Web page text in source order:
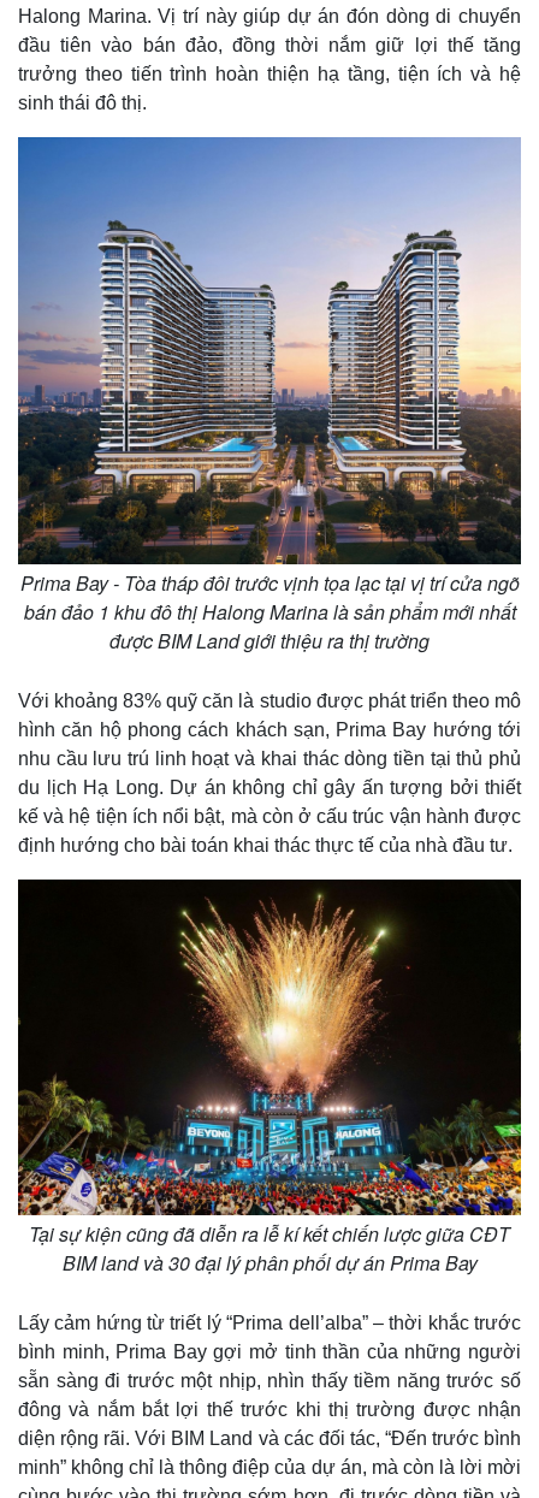
Kinh tế
Thị trường
Tiêu dùng
Tỷ giá
Chứng khoán
Giá cà phê
Halong Marina. Vị trí này giúp dự án đón dòng di chuyển
đầu tiên vào bán đảo, đồng thời nắm giữ lợi thế tăng
trưởng theo tiến trình hoàn thiện hạ tầng, tiện ích và hệ
sinh thái đô thị.
Prima Bay - Tòa tháp đôi trước vịnh tọa lạc tại vị trí cửa ngõ
bán đảo 1 khu đô thị Halong Marina là sản phẩm mới nhất
được BIM Land giới thiệu ra thị trường
Với khoảng 83% quỹ căn là studio được phát triển theo mô
hình căn hộ phong cách khách sạn, Prima Bay hướng tới
nhu cầu lưu trú linh hoạt và khai thác dòng tiền tại thủ phủ
du lịch Hạ Long. Dự án không chỉ gây ấn tượng bởi thiết
kế và hệ tiện ích nổi bật, mà còn ở cấu trúc vận hành được
định hướng cho bài toán khai thác thực tế của nhà đầu tư.
Tại sự kiện cũng đã diễn ra lễ kí kết chiến lược giữa CĐT
BIM land và 30 đại lý phân phối dự án Prima Bay
Lấy cảm hứng từ triết lý “Prima dell’alba” – thời khắc trước
bình minh, Prima Bay gợi mở tinh thần của những người
sẵn sàng đi trước một nhịp, nhìn thấy tiềm năng trước số
đông và nắm bắt lợi thế trước khi thị trường được nhận
diện rộng rãi. Với BIM Land và các đối tác, “Đến trước bình
minh” không chỉ là thông điệp của dự án, mà còn là lời mời